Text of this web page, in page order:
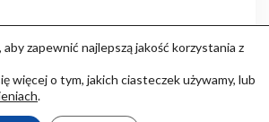
© 2018
zapewnić najlepszą jakość korzystania z
więcej o tym, jakich ciasteczek używamy, lub
.